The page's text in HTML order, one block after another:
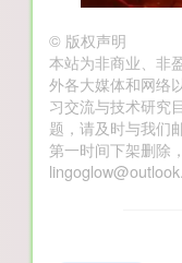
© 版权声明
本站为非商业、非
外各大媒体和网络
习交流与技术研究
题，请及时与我们
第一时间下架删除